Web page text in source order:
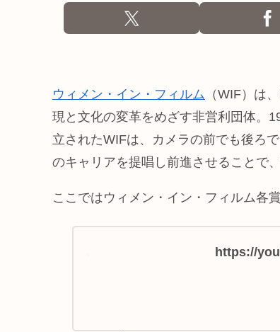
ウィメン・イン・フィルム （WIF）は
現と文化の変革をめざす非営利団体。
立されたWIFは、カメラの前でも後ろ
のキャリアを提唱し前進させることで
ここではウィメン・イン・フィルム各
https://